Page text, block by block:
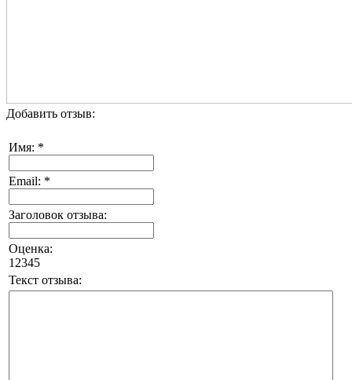
Добавить отзыв:
Имя: *
Email: *
Заголовок отзыва:
Оценка:
1 2345
Текст отзыва: